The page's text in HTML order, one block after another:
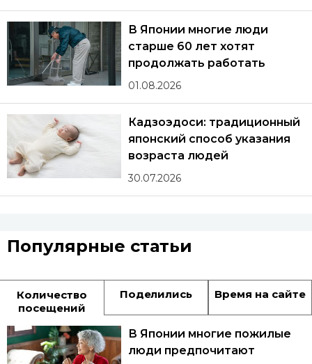
В Японии многие люди
старше 60 лет хотят
продолжать работать
01.08.2026
Кадзоэдоси: традиционный
японский способ указания
возраста людей
30.07.2026
Популярные статьи
Количество
посещений
Поделились Время на сайте
В Японии многие пожилые
люди предпочитают